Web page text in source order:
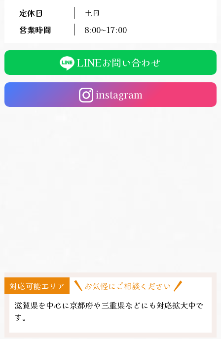
定休日
土日
営業時間
8:00〜17:00
LINEお問い合わせ
instagram
対応可能エリア
お気軽にご相談ください
滋賀県を中心に京都府や三重県​などにも対応拡大中で
す。